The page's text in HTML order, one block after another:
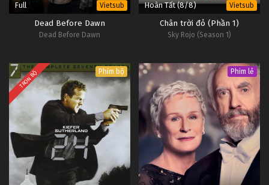
Full Vietsub
Dead Before Dawn
Dead Before Dawn
Hoàn Tất (8/8) Vietsub
Chân trời đỏ (Phần 1)
Sky Rojo (Season 1)
TRỌN BỘ Phim bộ Phim lẻ